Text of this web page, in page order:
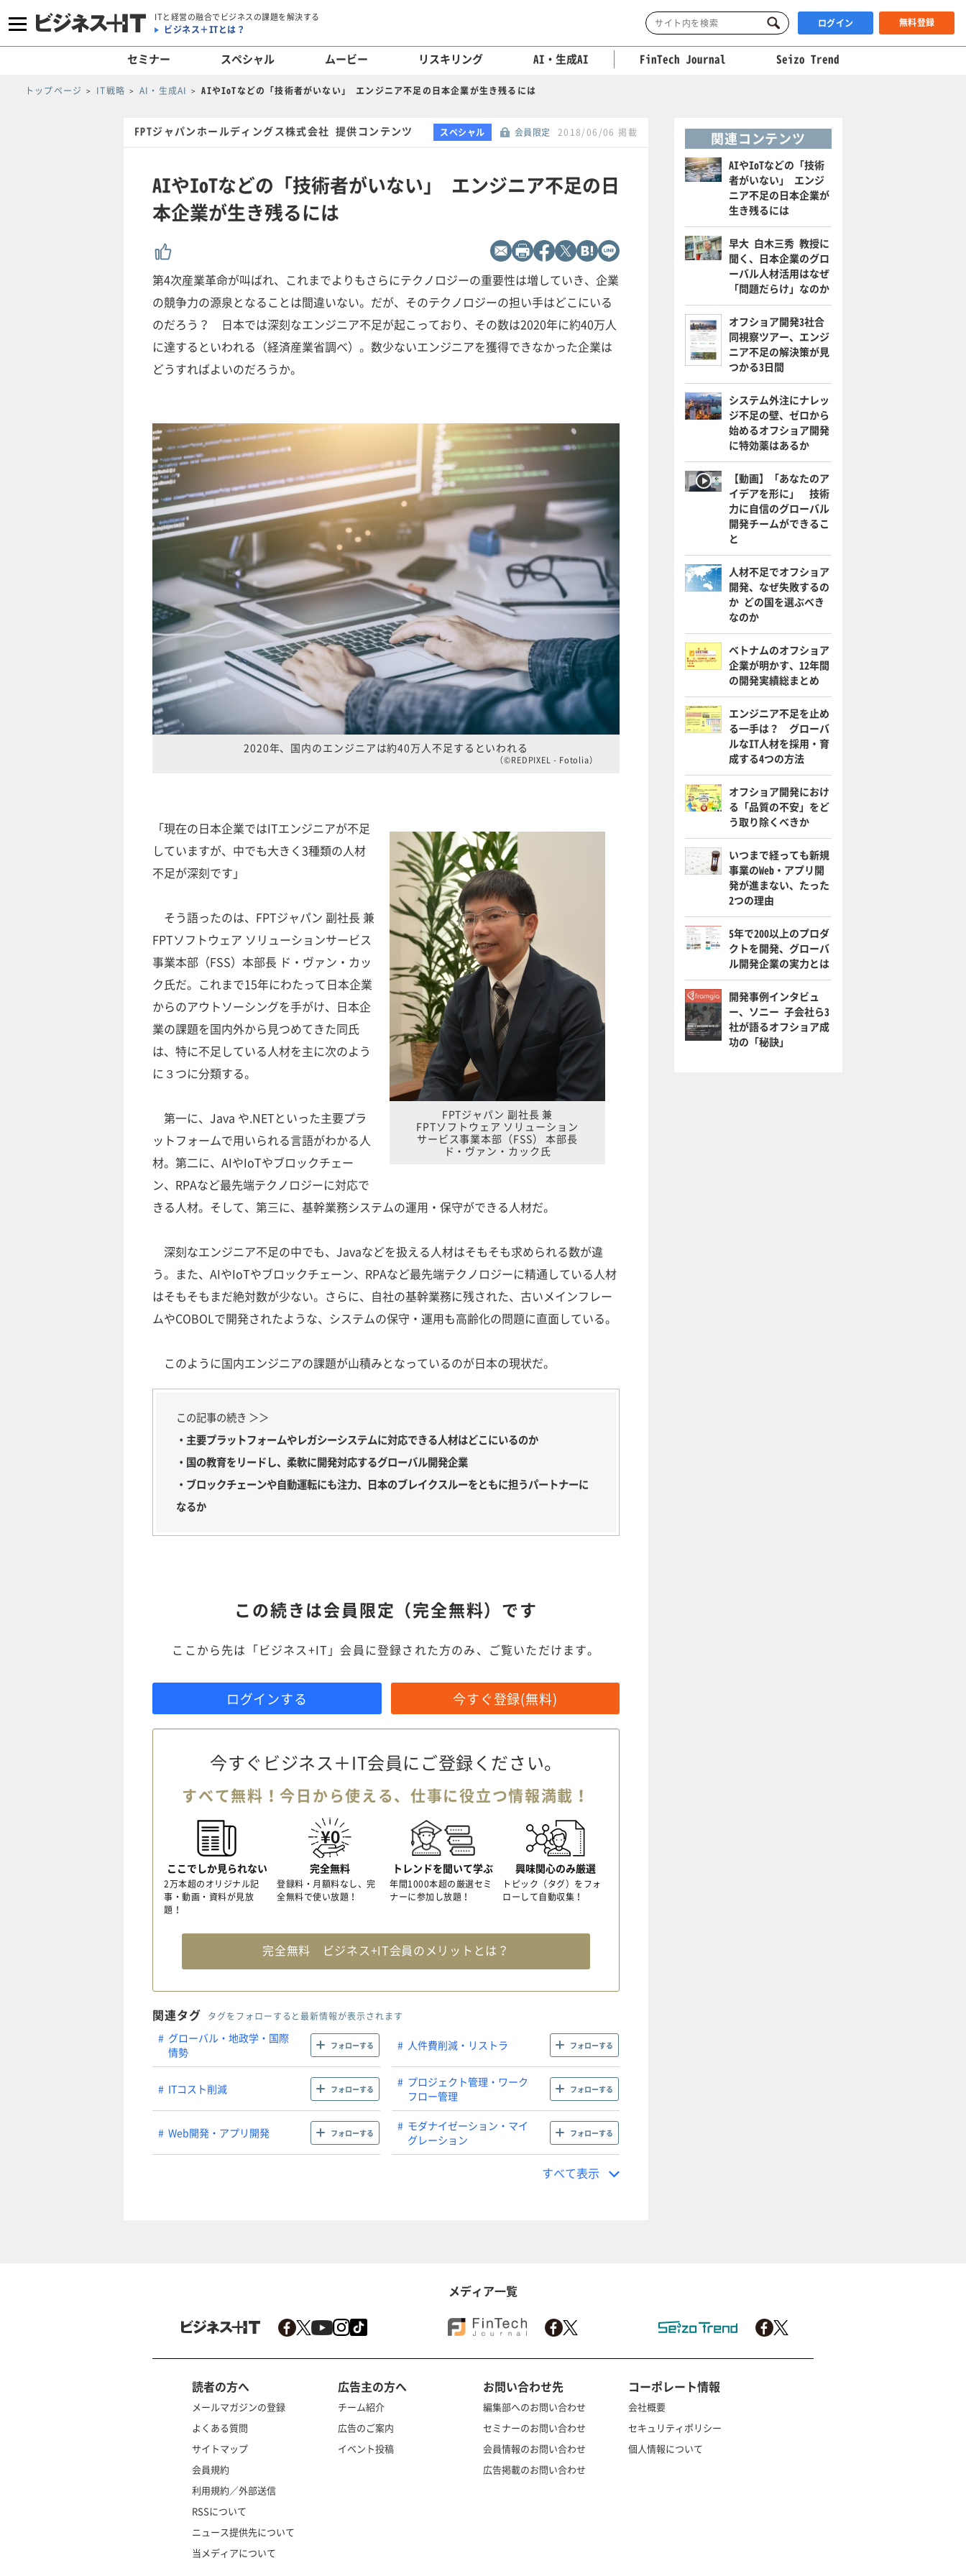
ITと経営の融合でビジネスの課題を解決する
ビジネス＋ITとは？ ログイン 無料登録
セミナー スペシャル ムービー リスキリング AI・生成AI FinTech Journal Seizo Trend
トップページ IT戦略 AI・生成AI AIやIoTなどの「技術者がいない」 エンジニア不足の日本企業が生き残るには
FPTジャパンホールディングス株式会社 提供コンテンツ スペシャル 会員限定 2018/06/06 掲載
AIやIoTなどの「技術者がいない」 エンジニア不足の日
本企業が生き残るには
第4次産業革命が叫ばれ、これまでよりもさらにテクノロジーの重要性は増していき、企業
の競争力の源泉となることは間違いない。だが、そのテクノロジーの担い手はどこにいる
のだろう？ 日本では深刻なエンジニア不足が起こっており、その数は2020年に約40万人
に達するといわれる（経済産業省調べ）。数少ないエンジニアを獲得できなかった企業は
どうすればよいのだろうか。
2020年、国内のエンジニアは約40万人不足するといわれる
（©REDPIXEL - Fotolia）
FPTジャパン 副社長 兼
FPTソフトウェア ソリューション
サービス事業本部（FSS） 本部長
ド・ヴァン・カック氏
「現在の日本企業ではITエンジニアが不足
していますが、中でも大きく3種類の人材
不足が深刻です」
そう語ったのは、FPTジャパン 副社長 兼
FPTソフトウェア ソリューションサービス
事業本部（FSS）本部長 ド・ヴァン・カッ
ク氏だ。これまで15年にわたって日本企業
からのアウトソーシングを手がけ、日本企
業の課題を国内外から見つめてきた同氏
は、特に不足している人材を主に次のよう
に３つに分類する。
第一に、Java や.NETといった主要プラ
ットフォームで用いられる言語がわかる人
材。第二に、AIやIoTやブロックチェー
ン、RPAなど最先端テクノロジーに対応で
きる人材。そして、第三に、基幹業務システムの運用・保守ができる人材だ。
深刻なエンジニア不足の中でも、Javaなどを扱える人材はそもそも求められる数が違
う。また、AIやIoTやブロックチェーン、RPAなど最先端テクノロジーに精通している人材
はそもそもまだ絶対数が少ない。さらに、自社の基幹業務に残された、古いメインフレー
ムやCOBOLで開発されたような、システムの保守・運用も高齢化の問題に直面している。
このように国内エンジニアの課題が山積みとなっているのが日本の現状だ。
この記事の続き ＞＞
・主要プラットフォームやレガシーシステムに対応できる人材はどこにいるのか
・国の教育をリードし、柔軟に開発対応するグローバル開発企業
・ブロックチェーンや自動運転にも注力、日本のブレイクスルーをともに担うパートナーに
なるか
この続きは会員限定（完全無料）です
ここから先は「ビジネス+IT」会員に登録された方のみ、ご覧いただけます。
ログインする 今すぐ登録(無料)
今すぐビジネス＋IT会員にご登録ください。
すべて無料！今日から使える、仕事に役立つ情報満載！
ここでしか見られない
2万本超のオリジナル記
事・動画・資料が見放
題！
完全無料
登録料・月額料なし、完
全無料で使い放題！
トレンドを聞いて学ぶ
年間1000本超の厳選セミ
ナーに参加し放題！
興味関心のみ厳選
トピック（タグ）をフォ
ローして自動収集！
完全無料 ビジネス+IT会員のメリットとは？
関連タグ タグをフォローすると最新情報が表示されます
グローバル・地政学・国際
情勢
フォローする 人件費削減・リストラ フォローする
ITコスト削減 フォローする
プロジェクト管理・ワーク
フロー管理
フォローする
Web開発・アプリ開発 フォローする
モダナイゼーション・マイ
グレーション
フォローする
すべて表示
関連コンテンツ
AIやIoTなどの「技術
者がいない」 エンジ
ニア不足の日本企業が
生き残るには
早大 白木三秀 教授に
聞く、日本企業のグロ
ーバル人材活用はなぜ
「問題だらけ」なのか
オフショア開発3社合
同視察ツアー、エンジ
ニア不足の解決策が見
つかる3日間
システム外注にナレッ
ジ不足の壁、ゼロから
始めるオフショア開発
に特効薬はあるか
【動画】「あなたのア
イデアを形に」 技術
力に自信のグローバル
開発チームができるこ
と
人材不足でオフショア
開発、なぜ失敗するの
か どの国を選ぶべき
なのか
ベトナムのオフショア
企業が明かす、12年間
の開発実績総まとめ
エンジニア不足を止め
る一手は？ グローバ
ルなIT人材を採用・育
成する4つの方法
オフショア開発におけ
る「品質の不安」をど
う取り除くべきか
いつまで経っても新規
事業のWeb・アプリ開
発が進まない、たった
2つの理由
5年で200以上のプロダ
クトを開発、グローバ
ル開発企業の実力とは
開発事例インタビュ
ー、ソニー 子会社ら3
社が語るオフショア成
功の「秘訣」
メディア一覧
読者の方へ
メールマガジンの登録
よくある質問
サイトマップ
会員規約
利用規約／外部送信
RSSについて
ニュース提供先について
当メディアについて
広告主の方へ
チーム紹介
広告のご案内
イベント投稿
お問い合わせ先
編集部へのお問い合わせ
セミナーのお問い合わせ
会員情報のお問い合わせ
広告掲載のお問い合わせ
コーポレート情報
会社概要
セキュリティポリシー
個人情報について